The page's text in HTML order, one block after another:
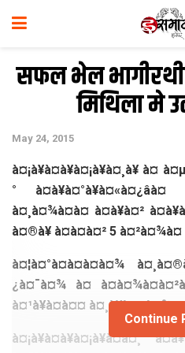
सफल भेल
मिथिला मे
May 24, 2015
à¤¡à¥à¤à¥à¤¡à¥à¤¸à¥ à¤
°
à¤¸à¤¾à¤à¤ à¤­à¥à¤²
à¤®à¥ à¤à¤à¤² 5 à¤²à¤¾à¤
à¤¦à¤°à¤­à¤à¤à¤¾
¿à¤¯à¤¾ à¤
à¤¹à¥à¤à¤¤ à¤¸à¥à¤µà¤¾
à¤¡à¥à¤à¥à¤¡à¥à¤à¤¸
Continue